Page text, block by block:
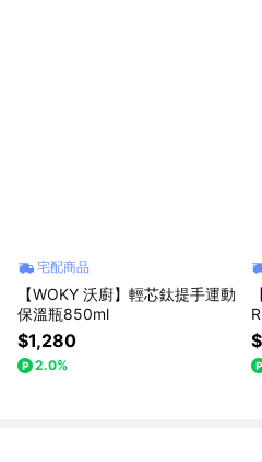
宅配商品
【WOKY 沃廚】輕芯鈦提手運動
保溫瓶850ml
$1,280
2.0%